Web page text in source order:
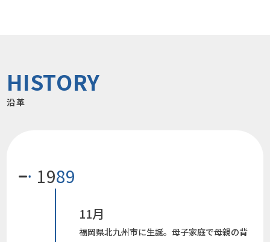
HISTORY
沿革
1989
11月
福岡県北九州市に生誕。母子家庭で母親の背